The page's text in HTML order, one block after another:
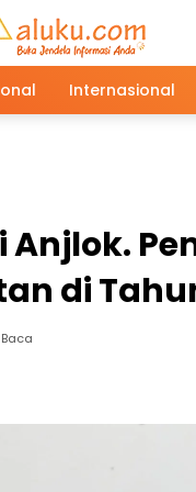
Internasional
Anjlok.
di
Baca